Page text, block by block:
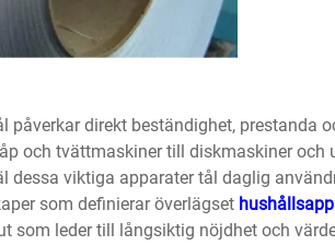
påverkar direkt beständighet, prestanda
och tvättmaskiner till diskmaskiner och
dessa viktiga apparater tål daglig
som definierar överlägset
som leder till långsiktig nöjdhet och